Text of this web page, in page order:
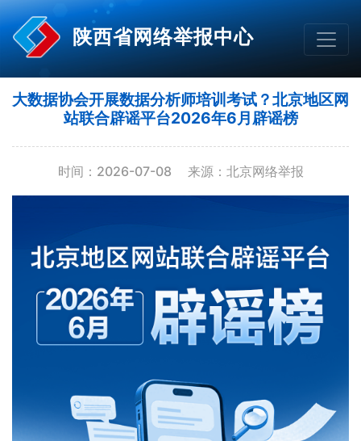
陕西省网络举报中心
大数据协会开展数据分析师培训考试？北京地区网
站联合辟谣平台2026年6月辟谣榜
时间：2026-07-08 来源：北京网络举报